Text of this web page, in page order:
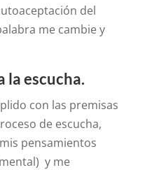
del
me cambie y
la escucha.
con las premisas
de escucha,
pensamientos
y me